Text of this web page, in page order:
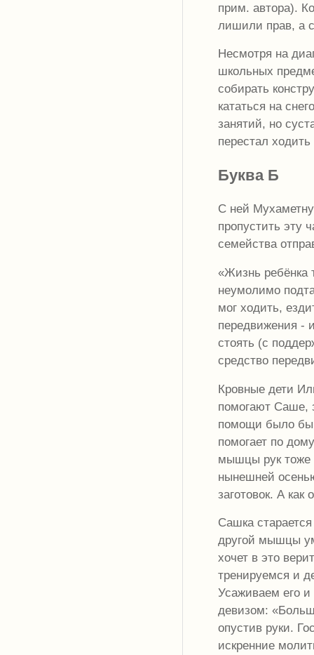
прим. автора).
лишили прав, а
Несмотря на
школьных
собирать
кататься на
занятий, но
перестал
Буква Б
С ней
пропустить эту
семейства
«Жизнь ребёнка
неумолимо
мог ходить,
передвижения -
стоять (с
средство
Кровные дети
помогают Саше,
помощи было бы
помогает по
мышцы рук тоже
нынешней
заготовок. А
Сашка
другой мышцы
хочет в это
тренируемся и
Усаживаем его
девизом:
опустив руки.
искренние